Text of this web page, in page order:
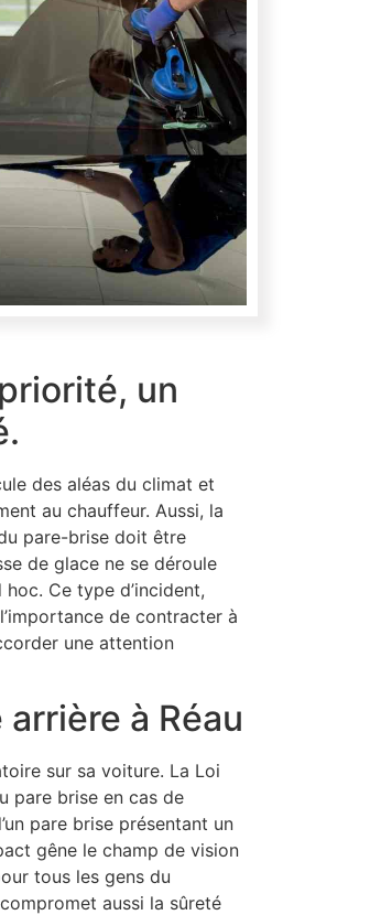
un
des aléas du climat et
au chauffeur. Aussi, la
pare-brise doit être
de glace ne se déroule
Ce type d’incident,
de contracter à
une attention
à Réau
sur sa voiture. La Loi
pare brise en cas de
pare brise présentant un
gêne le champ de vision
tous les gens du
aussi la sûreté